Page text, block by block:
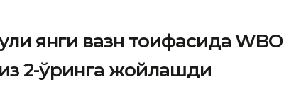
янги вазн тоифасида WBO
2-ўринга жойлашди